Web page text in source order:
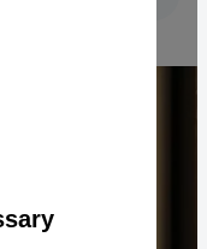
Embed
Connect
Maps Embed